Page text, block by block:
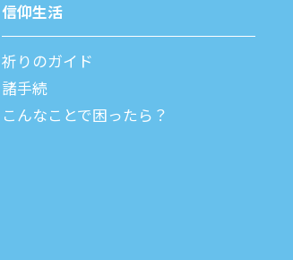
信仰⽣活
祈りのガイド
諸⼿続
こんなことで困ったら？